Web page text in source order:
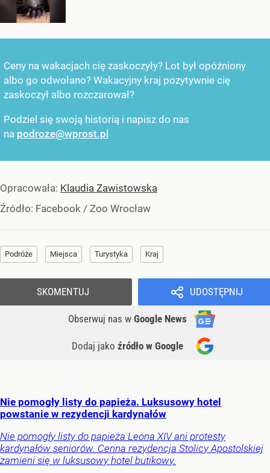
Ceny na wakacjach cię zaskoczyły? Lot był opóźniony
albo go odwołano? Wakacyjny kraj pozytywnie cię
zaskoczył albo rozczarował?
Podziel się swoją historią i napisz do nas
na podroze@wprost.pl
Opracowała: Klaudia Zawistowska
Źródło: Facebook / Zoo Wrocław
Podróże Miejsca Turystyka Kraj
UDOSTĘPNIJ
Obserwuj nas w Google News
Dodaj jako źródło w Google
SKOMENTUJ
Nie pomogły listy do papieża. Luksusowy hotel
powstanie w rezydencji kardynałów
Nie pomogły listy do papieża Leona XIV ani protesty
kardynałów seniorów. Cenna rezydencja Stolicy Apostolskiej
zamieni się w luksusowy hotel butikowy.